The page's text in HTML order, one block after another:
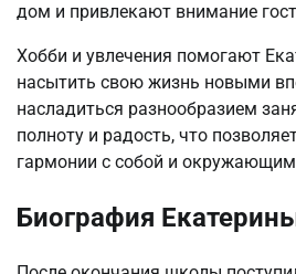
дом и привлекают внимание
Хобби и увлечения помогают
насытить свою жизнь новыми
насладиться разнообразием
полноту и радость, что
гармонии с собой и
Биография